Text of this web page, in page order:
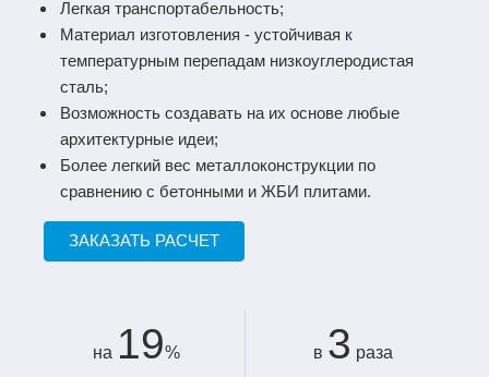
на 19% в 3 раза
Легкая транспортабельность;
Материал изготовления - устойчивая к
температурным перепадам низкоуглеродистая
сталь;
Возможность создавать на их основе любые
архитектурные идеи;
Более легкий вес металлоконструкции по
сравнению с бетонными и ЖБИ плитами.
ЗАКАЗАТЬ РАСЧЕТ